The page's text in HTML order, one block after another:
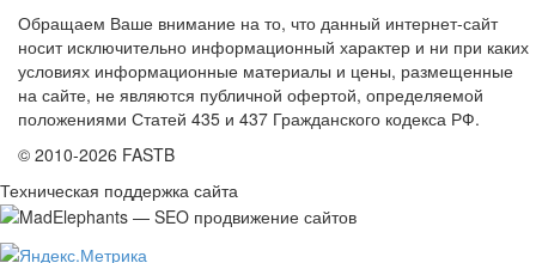
Обращаем Ваше внимание на то, что данный интернет-сайт
носит исключительно информационный характер и ни при каких
условиях информационные материалы и цены, размещенные
на сайте, не являются публичной офертой, определяемой
положениями Статей 435 и 437 Гражданского кодекса РФ.
© 2010-2026 FASTB
Техническая поддержка сайта